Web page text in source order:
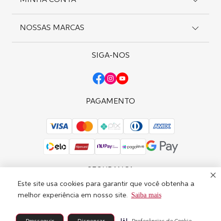
Este site usa cookies para garantir que você obtenha a
melhor experiência em nosso site.
Saiba mais
Entregas
Pagamentos
Trocas e Devoluções
Meus Endereços
NOSSAS MARCAS
Sebastian Professional
SIGA-NOS
PAGAMENTO
SEGURANÇA
Castro, 4800 - Jardim Panorama do Oeste, São Paulo - SP, 05679-010 |